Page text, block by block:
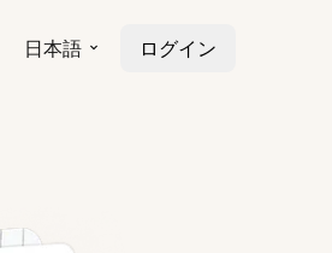
日本語 ログイン